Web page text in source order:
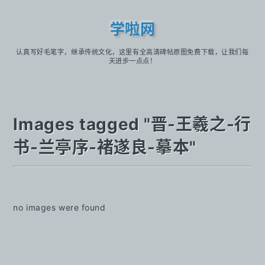
学啦网
认真写好毛笔字，继承传统文化，这里有全高清碑帖原图免费下载，让我们每
天进步一点点！
Images tagged "晋-王羲之-行
书-兰亭序-褚遂良-摹本"
no images were found